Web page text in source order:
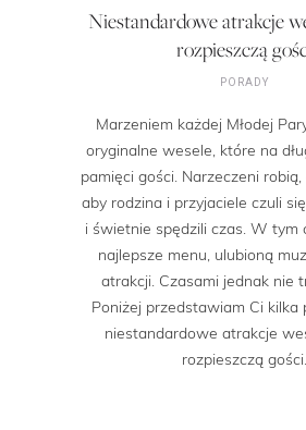
Niestandardowe atrakcje
rozpieszczą
PORADY
Marzeniem każdej Młodej
oryginalne wesele, które na
pamięci gości. Narzeczeni
aby rodzina i przyjaciele czuli
i świetnie spędzili czas. W tym
najlepsze menu, ulubioną
atrakcji. Czasami jednak nie
Poniżej przedstawiam Ci kilka
niestandardowe atrakcje
rozpieszczą gości.